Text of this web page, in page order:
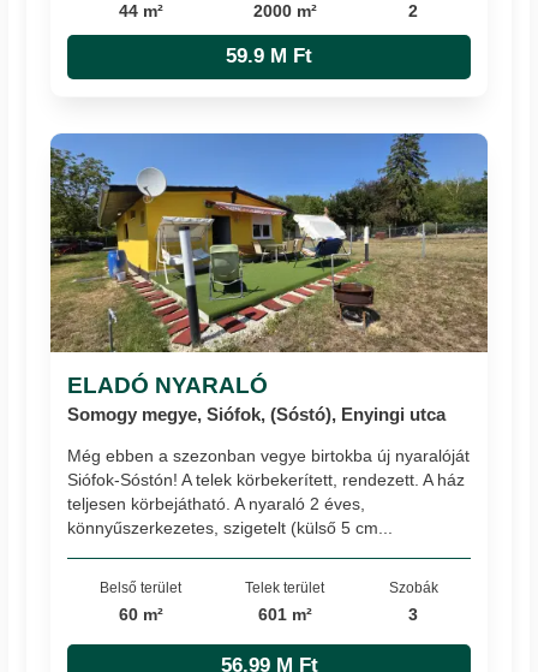
44 m² 2000 m² 2
59.9 M Ft
ELADÓ NYARALÓ
Somogy megye, Siófok, (Sóstó), Enyingi utca
Még ebben a szezonban vegye birtokba új nyaralóját
Siófok-Sóstón! A telek körbekerített, rendezett. A ház
teljesen körbejátható. A nyaraló 2 éves,
könnyűszerkezetes, szigetelt (külső 5 cm...
Belső terület
60 m²
Telek terület
601 m²
Szobák
3
56.99 M Ft